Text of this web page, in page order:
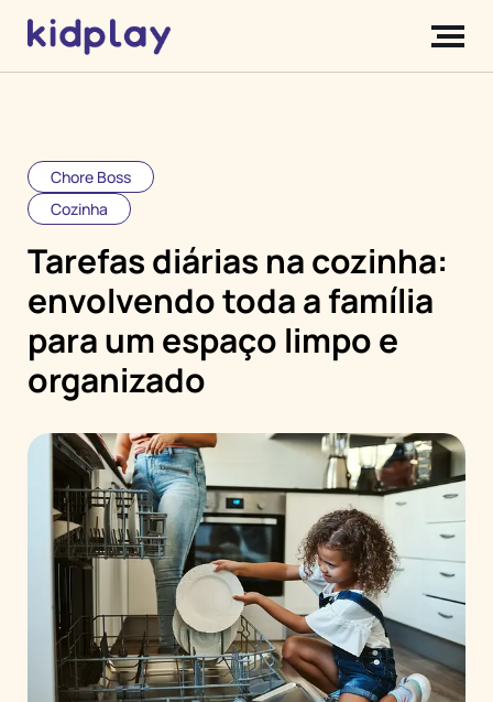
Chore Boss
Cozinha
Tarefas diárias na cozinha:
envolvendo toda a família
para um espaço limpo e
organizado